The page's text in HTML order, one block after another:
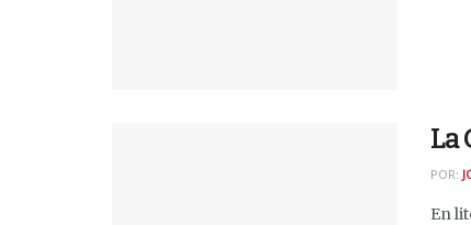
La
POR:
En